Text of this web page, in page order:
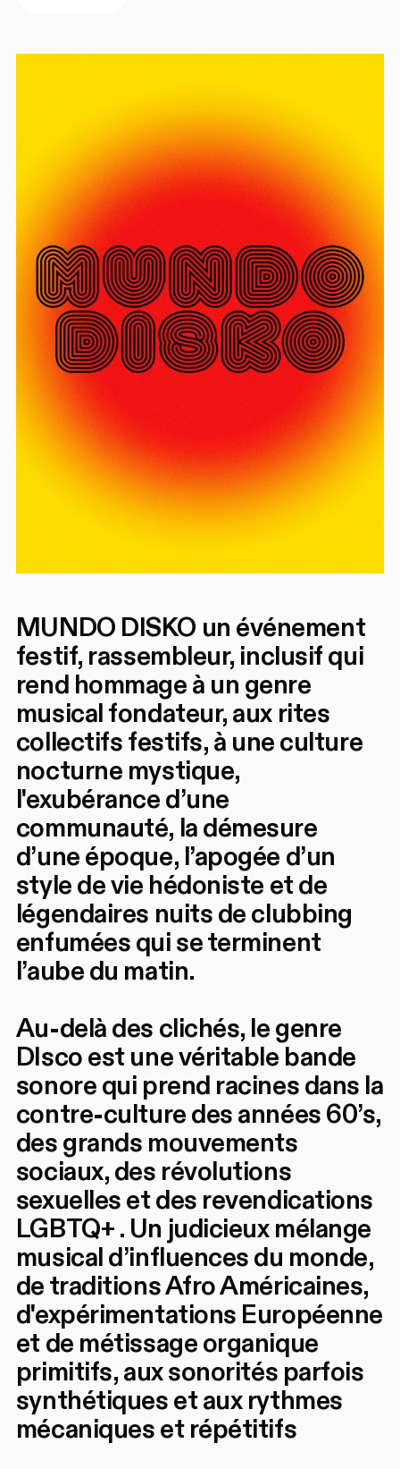
MUNDO DISKO un événement
festif, rassembleur, inclusif qui
rend hommage à un genre
musical fondateur, aux rites
collectifs festifs, à une culture
nocturne mystique,
l'exubérance d’une
communauté, la démesure
d’une époque, l’apogée d’un
style de vie hédoniste et de
légendaires nuits de clubbing
enfumées qui se terminent
l’aube du matin.
Au-delà des clichés, le genre
DIsco est une véritable bande
sonore qui prend racines dans la
contre-culture des années 60’s,
des grands mouvements
sociaux, des révolutions
sexuelles et des revendications
LGBTQ+ . Un judicieux mélange
musical d’influences du monde,
de traditions Afro Américaines,
d'expérimentations Européenne
et de métissage organique
primitifs, aux sonorités parfois
synthétiques et aux rythmes
mécaniques et répétitifs